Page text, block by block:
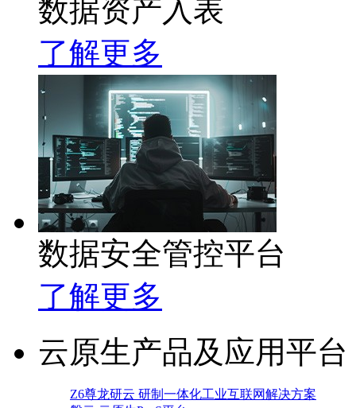
数据资产入表
了解更多
数据安全管控平台
了解更多
云原生产品及应用平台
Z6尊龙研云 研制一体化工业互联网解决方案